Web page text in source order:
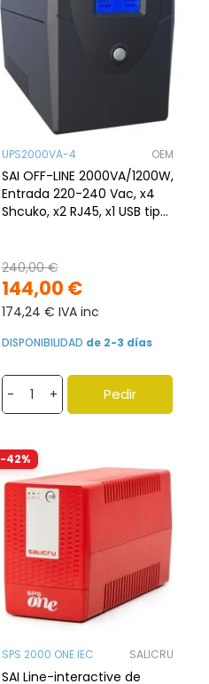
UPS2000VA-4 OEM
SAI OFF-LINE 2000VA/1200W,
Entrada 220-240 Vac, x4
Shcuko, x2 RJ45, x1 USB tipo
144,00 €
240,00 €
174,24 € IVA inc
DISPONIBILIDAD de 2-3 días
- + Pedir
-42%
SPS 2000 ONE IEC SALICRU
SAI Line-interactive de